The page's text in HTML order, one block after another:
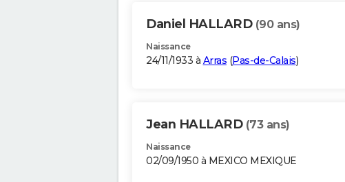
Daniel HALLARD (90 ans)
Naissance
24/11/1933 à Arras (Pas-de-Calais)
Jean HALLARD (73 ans)
Naissance
02/09/1950 à MEXICO MEXIQUE